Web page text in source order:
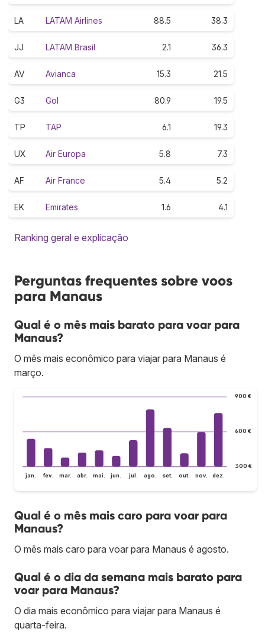
LA LATAM Airlines 88.5 38.3
JJ LATAM Brasil 2.1 36.3
AV Avianca 15.3 21.5
G3 Gol 80.9 19.5
TP TAP 6.1 19.3
UX Air Europa 5.8 7.3
AF Air France 5.4 5.2
EK Emirates 1.6 4.1
Ranking geral e explicação
Perguntas frequentes sobre voos
para Manaus
Qual é o mês mais barato para voar para
Manaus?
O mês mais econômico para viajar para Manaus é
março.
300 €
600 €
900 €
jan. fev. mar. abr. mai. jun. jul. ago. set. out. nov. dez.
Qual é o mês mais caro para voar para
Manaus?
O mês mais caro para voar para Manaus é agosto.
Qual é o dia da semana mais barato para
voar para Manaus?
O dia mais econômico para viajar para Manaus é
quarta-feira.